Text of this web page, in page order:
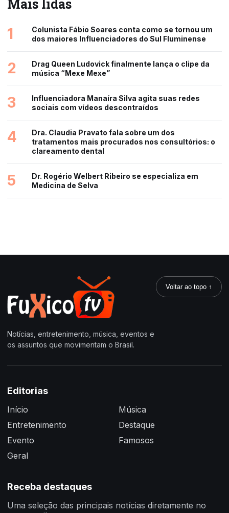
Mais lidas
1
Colunista Fábio Soares conta como se tornou um
dos maiores Influenciadores do Sul Fluminense
2
Drag Queen Ludovick finalmente lança o clipe da
música “Mexe Mexe”
3
Influenciadora Manaíra Silva agita suas redes
sociais com vídeos descontraídos
4
Dra. Claudia Pravato fala sobre um dos
tratamentos mais procurados nos consultórios: o
clareamento dental
5
Dr. Rogério Welbert Ribeiro se especializa em
Medicina de Selva
Notícias, entretenimento, música, eventos e
os assuntos que movimentam o Brasil.
Voltar ao topo ↑
Editorias
Início
Entretenimento
Evento
Geral
Música
Destaque
Famosos
Receba destaques
Uma seleção das principais notícias diretamente no